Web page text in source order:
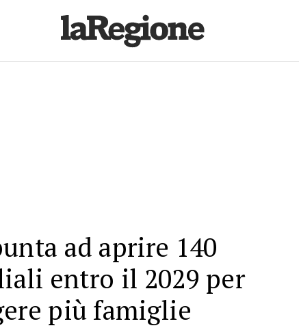
ad aprire 140
entro il 2029 per
più famiglie